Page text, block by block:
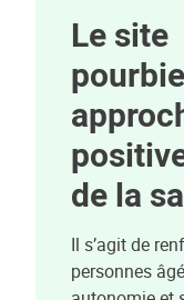
Le site
de la
Il s’agit de
personnes